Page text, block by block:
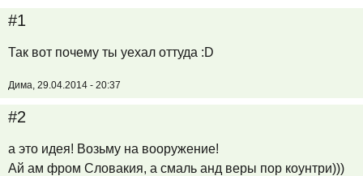
#1
Так вот почему ты уехал оттуда :D
Дима, 29.04.2014 - 20:37
#2
а это идея! Возьму на вооружение!
Ай ам фром Словакия, а смаль анд веры пор коунтри)))